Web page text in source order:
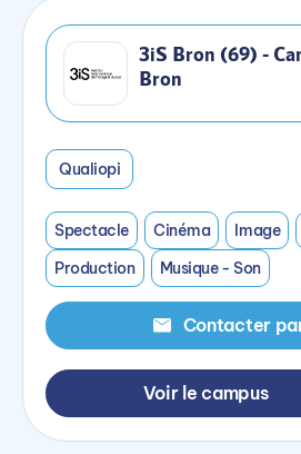
3iS Bron (69) -
Bron
Qualiopi
Spectacle Cinéma Image
Production
Musique - Son
Contacter
Voir le campus